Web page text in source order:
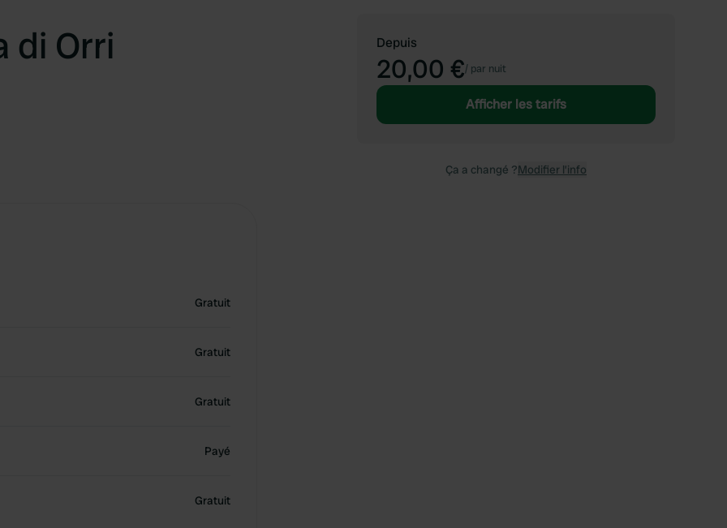
di Orri
Gratuit
Gratuit
Gratuit
Payé
Gratuit
Depuis
20,00 €/ par nuit
Afficher les tarifs
Ça a changé ?Modifier l’info